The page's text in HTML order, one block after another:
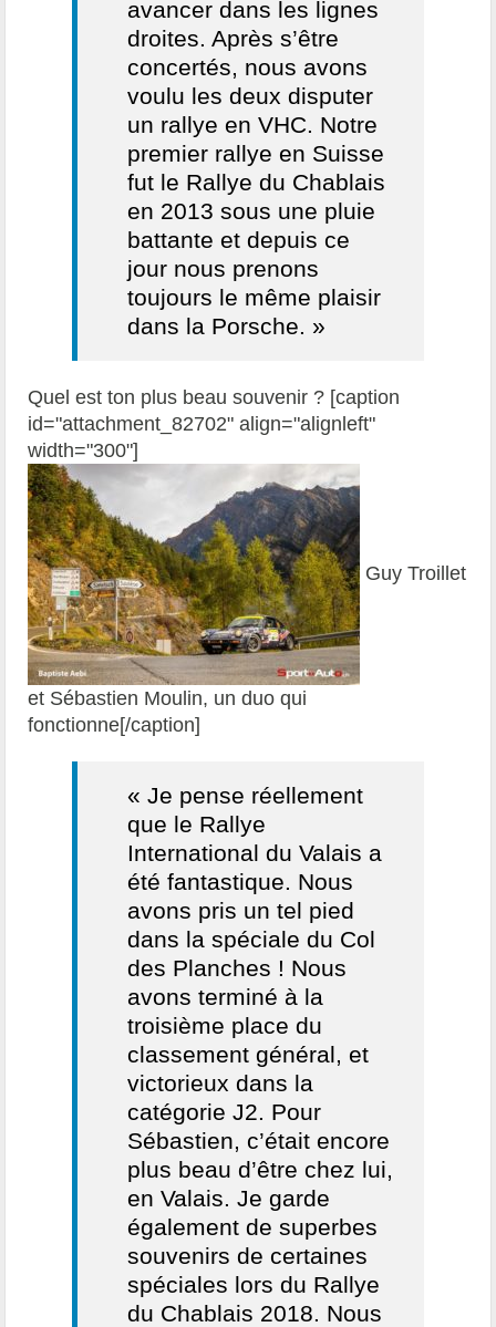
avancer dans les lignes
droites. Après s’être
concertés, nous avons
voulu les deux disputer
un rallye en VHC. Notre
premier rallye en Suisse
fut le Rallye du Chablais
en 2013 sous une pluie
battante et depuis ce
jour nous prenons
toujours le même plaisir
dans la Porsche. »
Quel est ton plus beau souvenir ? [caption
id="attachment_82702" align="alignleft"
width="300"]
Guy Troillet
et Sébastien Moulin, un duo qui
fonctionne[/caption]
« Je pense réellement
que le Rallye
International du Valais a
été fantastique. Nous
avons pris un tel pied
dans la spéciale du Col
des Planches ! Nous
avons terminé à la
troisième place du
classement général, et
victorieux dans la
catégorie J2. Pour
Sébastien, c’était encore
plus beau d’être chez lui,
en Valais. Je garde
également de superbes
souvenirs de certaines
spéciales lors du Rallye
du Chablais 2018. Nous